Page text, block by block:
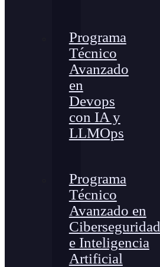
Programa
Técnico
Avanzado
en
Devops
con IA y
LLMOps
Programa
Técnico
Avanzado en
Ciberseguridad
e Inteligencia
Artificial